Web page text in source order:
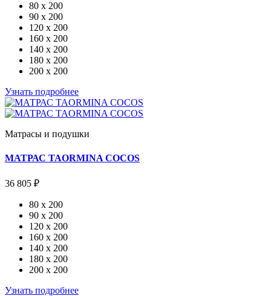
80 x 200
90 x 200
120 x 200
160 x 200
140 x 200
180 x 200
200 x 200
Узнать подробнее
Матрасы и подушки
МАТРАС TAORMINA COCOS
36 805 ₽
80 x 200
90 x 200
120 x 200
160 x 200
140 x 200
180 x 200
200 x 200
Узнать подробнее